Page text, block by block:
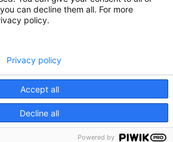
Desenvolupat per
can decline them all. For more
policy.
Accept all
Decline all
Privacy policy
Powered by